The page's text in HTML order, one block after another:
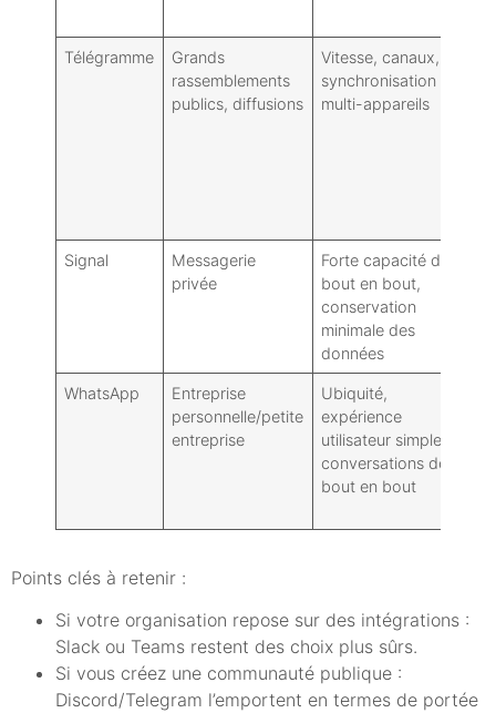
Télégramme
Grands
rassemblements
publics, diffusions
Vitesse, canaux,
synchronisation
multi-appareils
Signal
Messagerie
privée
Forte capacité de
bout en bout,
conservation
minimale des
données
WhatsApp
Entreprise
personnelle/petite
entreprise
Ubiquité,
expérience
utilisateur simple,
conversations de
bout en bout
Points clés à retenir :
Si votre organisation repose sur des intégrations :
Slack ou Teams restent des choix plus sûrs.
Si vous créez une communauté publique :
Discord/Telegram l’emportent en termes de portée